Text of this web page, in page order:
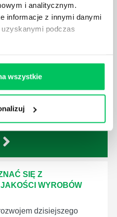
i analitycznym.
informacje z innymi danymi
podczas
wszystkie
prawo w
czym dokładniej ono
Na te pytania
SIĘ Z
WYROBÓW
dzisiejszego